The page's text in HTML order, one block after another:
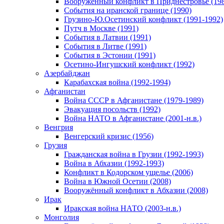
События на иранской границе (1990)
Грузино-Ю.Осетинский конфликт (1991-1992)
Путч в Москве (1991)
События в Латвии (1991)
События в Литве (1991)
События в Эстонии (1991)
Осетино-Ингушский конфликт (1992)
Азербайджан
Карабахская война (1992-1994)
Афганистан
Война СССР в Афганистане (1979-1989)
Эвакуация посольств (1992)
Война НАТО в Афганистане (2001-н.в.)
Венгрия
Венгерский кризис (1956)
Грузия
Гражданская война в Грузии (1992-1993)
Война в Абхазии (1992-1993)
Конфликт в Кодорском ущелье (2006)
Война в Южной Осетии (2008)
Вооружённый конфликт в Абхазии (2008)
Ирак
Иракская война НАТО (2003-н.в.)
Монголия